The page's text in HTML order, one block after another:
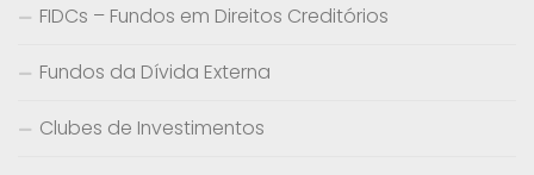
FIDCs – Fundos em Direitos Creditórios
Fundos da Dívida Externa
Clubes de Investimentos